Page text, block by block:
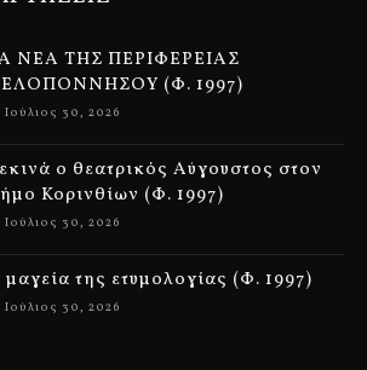
ΝΕΑ ΤΗΣ ΠΕΡΙΦΕΡΕΙΑΣ
(Φ. 1997)
Ιούλιος 30, 2026
ο θεατρικός Αύγουστος στον
Κορινθίων (Φ. 1997)
Ιούλιος 30, 2026
της ετυμολογίας (Φ. 1997)
Ιούλιος 30, 2026